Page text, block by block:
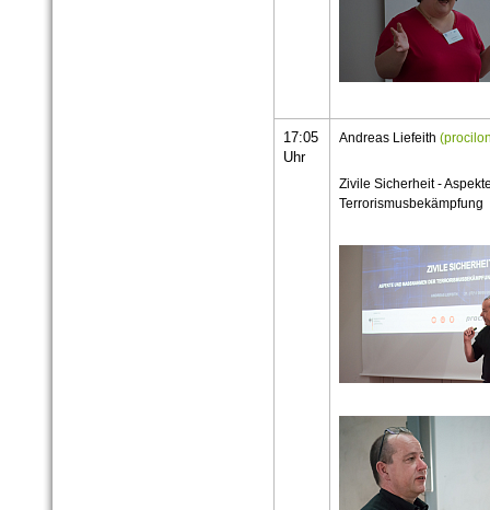
17:05
Uhr
Andreas Liefeith
Zivile Sicherheit -
Terrorismusbekämpfung